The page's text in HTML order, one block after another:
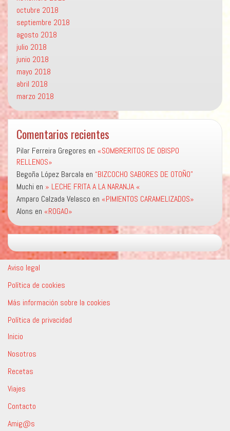
octubre 2018
septiembre 2018
agosto 2018
julio 2018
junio 2018
mayo 2018
abril 2018
marzo 2018
Comentarios recientes
Pilar Ferreira Gregores en «SOMBRERITOS DE OBISPO
RELLENOS»
Begoña López Barcala en “BIZCOCHO SABORES DE OTOÑO”
Muchi en » LECHE FRITA A LA NARANJA «
Amparo Calzada Velasco en «PIMIENTOS CARAMELIZADOS»
Alons en «ROGAO»
Aviso legal
Política de cookies
Más información sobre la cookies
Política de privacidad
Inicio
Nosotros
Recetas
Viajes
Contacto
Amig@s